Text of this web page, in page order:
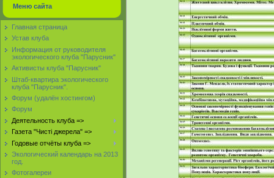
Меню сайта
Главная страница
Устав клуба
Информация от руководителя
экологического клуба "Парусник"
Активисты клуба "Парусник"
Штаб-квартира экологического
клуба "Парусник".
Форум (удалён хостингом)
Форум
Деятельность клуба =>
Газета "Чисті джерела" =>
Годовые отчёты клуба =>
Экологический календарь на 2013
год.
Фотогалереи